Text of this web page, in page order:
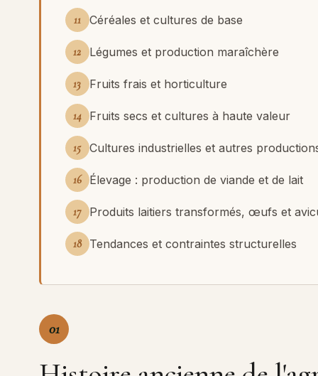
11 Céréales et cultures de base
12 Légumes et production maraîchère
13 Fruits frais et horticulture
14 Fruits secs et cultures à haute valeur
15 Cultures industrielles et autres
16 Élevage : production de viande et de lait
17 Produits laitiers transformés, œufs et
18 Tendances et contraintes structurelles
01